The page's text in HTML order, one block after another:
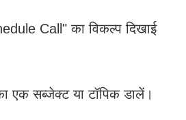
Call" का विकल्प दिखाई
एक सब्जेक्ट या टॉपिक डालें।